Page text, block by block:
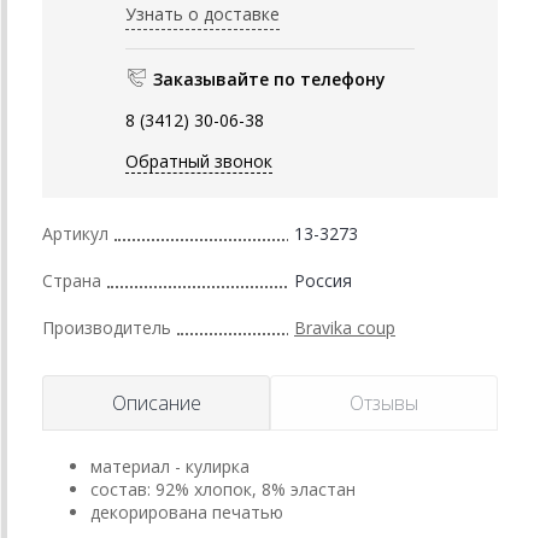
Узнать о доставке
Заказывайте по телефону
8 (3412) 30-06-38
Обратный звонок
Артикул 13-3273
Страна Россия
Производитель Bravika coup
Описание Отзывы
материал - кулирка
состав: 92% хлопок, 8% эластан
декорирована печатью